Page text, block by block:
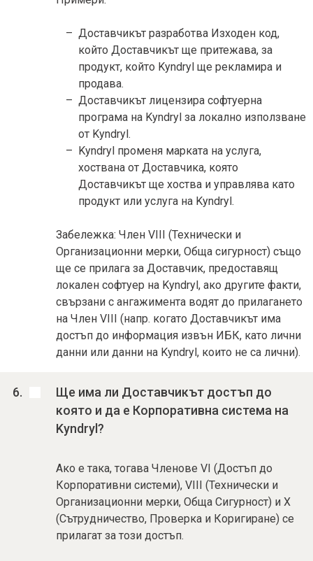
Доставчикът разработва Изходен код,
който Доставчикът ще притежава, за
продукт, който Kyndryl ще рекламира и
продава.
Доставчикът лицензира софтуерна
програма на Kyndryl за локално използване
от Kyndryl.
Kyndryl променя марката на услуга,
хоствана от Доставчика, която
Доставчикът ще хоства и управлява като
продукт или услуга на Kyndryl.
Забележка: Член VIII (Технически и
Организационни мерки, Обща сигурност) също
ще се прилага за Доставчик, предоставящ
локален софтуер на Kyndryl, ако другите факти,
свързани с ангажимента водят до прилагането
на Член VIII (напр. когато Доставчикът има
достъп до информация извън ИБК, като лични
данни или данни на Kyndryl, които не са лични).
Ще има ли Доставчикът достъп до
която и да е Корпоративна система на
Kyndryl?
Ако е така, тогава Членове VI (Достъп до
Корпоративни системи), VIII (Технически и
Организационни мерки, Обща Сигурност) и X
(Сътрудничество, Проверка и Коригиране) се
прилагат за този достъп.